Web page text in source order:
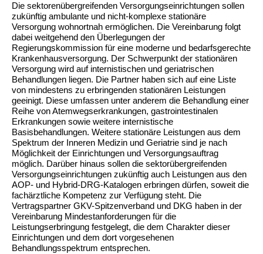
Die sektorenübergreifenden Versorgungseinrichtungen sollen
zukünftig ambulante und nicht-komplexe stationäre
Versorgung wohnortnah ermöglichen. Die Vereinbarung folgt
dabei weitgehend den Überlegungen der
Regierungskommission für eine moderne und bedarfsgerechte
Krankenhausversorgung. Der Schwerpunkt der stationären
Versorgung wird auf internistischen und geriatrischen
Behandlungen liegen. Die Partner haben sich auf eine Liste
von mindestens zu erbringenden stationären Leistungen
geeinigt. Diese umfassen unter anderem die Behandlung einer
Reihe von Atemwegserkrankungen, gastrointestinalen
Erkrankungen sowie weitere internistische
Basisbehandlungen. Weitere stationäre Leistungen aus dem
Spektrum der Inneren Medizin und Geriatrie sind je nach
Möglichkeit der Einrichtungen und Versorgungsauftrag
möglich. Darüber hinaus sollen die sektorübergreifenden
Versorgungseinrichtungen zukünftig auch Leistungen aus den
AOP- und Hybrid-DRG-Katalogen erbringen dürfen, soweit die
fachärztliche Kompetenz zur Verfügung steht. Die
Vertragspartner GKV-Spitzenverband und DKG haben in der
Vereinbarung Mindestanforderungen für die
Leistungserbringung festgelegt, die dem Charakter dieser
Einrichtungen und dem dort vorgesehenen
Behandlungsspektrum entsprechen.